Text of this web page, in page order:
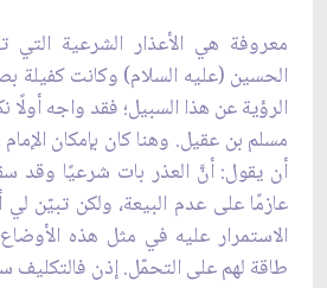
معروفة هي الأعذار الشرعية التي
الحسين (عليه السلام) وكانت
الرؤية عن هذا السبيل؛ فقد واجه
مسلم بن عقيل. وهنا كان بإمكان
أن يقول: أنَّ العذر بات شرعيًا وقد
عازمًا على عدم البيعة، ولكن تبيّن لي
الاستمرار عليه في مثل هذه
طاقة لهم على التحمّل. إذن فالتكليف